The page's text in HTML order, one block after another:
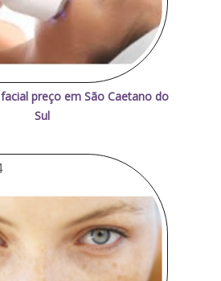
preço em São Caetano do
Sul